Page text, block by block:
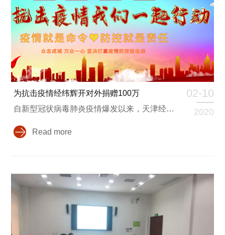
为抗击疫情经纬辉开对外捐赠100万
自新型冠状病毒肺炎疫情爆发以来，天津经纬辉开光电股份有限公司高度关注疫情发展，在积极做好自身疫情防控的同时，为积极响应党中央“疫情就是命令，防控就是责任”的号召，投身疫情防控工作，切实履行上市公司社会责任，公司决定将向公司及分、子公司所在地区肺炎疫情定点医院累计捐款人民币100万元，用于支持新型冠状病毒感染肺炎疫情的防控工作。
Read more
02-10
2020